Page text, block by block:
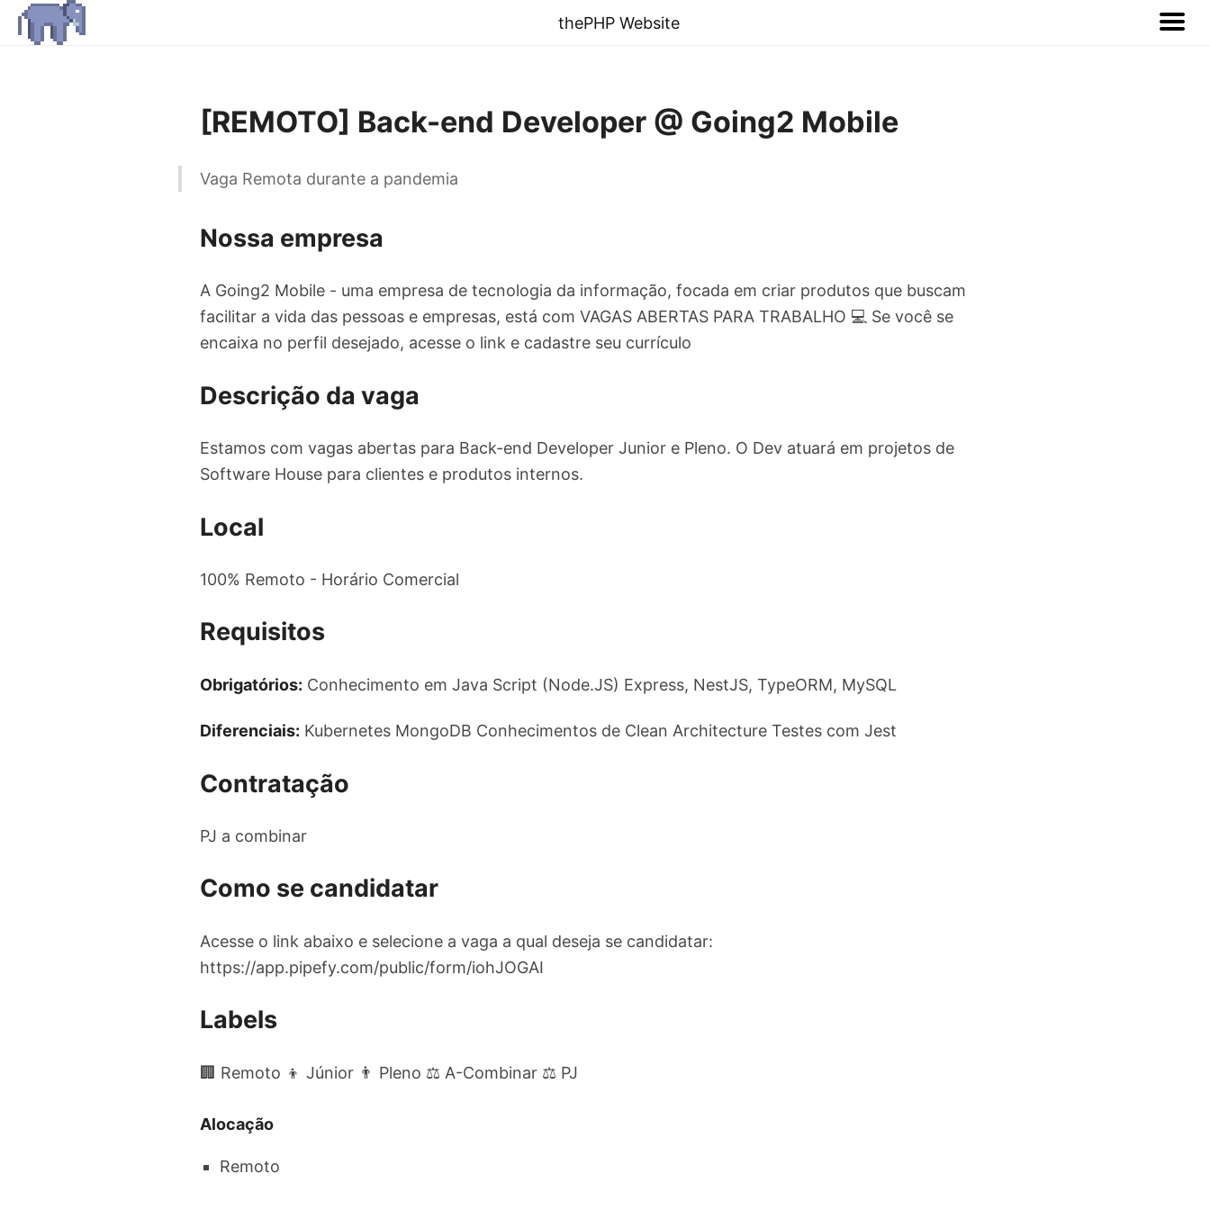
thePHP Website
[REMOTO] Back-end Developer @ Going2 Mobile
Vaga Remota durante a pandemia
Nossa empresa
A Going2 Mobile - uma empresa de tecnologia da informação, focada em criar produtos que buscam
facilitar a vida das pessoas e empresas, está com VAGAS ABERTAS PARA TRABALHO 💻 Se você se
encaixa no perfil desejado, acesse o link e cadastre seu currículo
Descrição da vaga
Estamos com vagas abertas para Back-end Developer Junior e Pleno. O Dev atuará em projetos de
Software House para clientes e produtos internos.
Local
100% Remoto - Horário Comercial
Requisitos
Obrigatórios: Conhecimento em Java Script (Node.JS) Express, NestJS, TypeORM, MySQL
Diferenciais: Kubernetes MongoDB Conhecimentos de Clean Architecture Testes com Jest
Contratação
PJ a combinar
Como se candidatar
Acesse o link abaixo e selecione a vaga a qual deseja se candidatar:
https://app.pipefy.com/public/form/iohJOGAI
Labels
🏢 Remoto 👦 Júnior 👨 Pleno ⚖️ A-Combinar ⚖️ PJ
Alocação
Remoto